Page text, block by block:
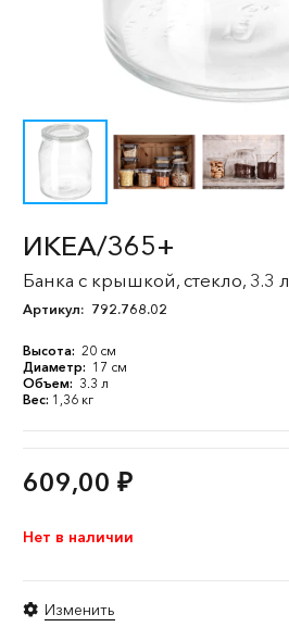
ИКЕА/365+
Банка с крышкой, стекло, 3.3 л
Артикул: 792.768.02
Высота: 20 см
Диаметр: 17 см
Объем: 3.3 л
Вес: 1,36 кг
609,00 ₽
Нет в наличии
Изменить